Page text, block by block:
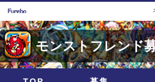
モンストフレンド